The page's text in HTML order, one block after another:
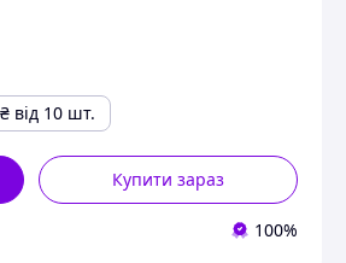
₴ від 10 шт.
Купити зараз
100%